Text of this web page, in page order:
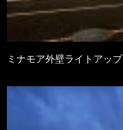
ミナモア外壁ライトアップ